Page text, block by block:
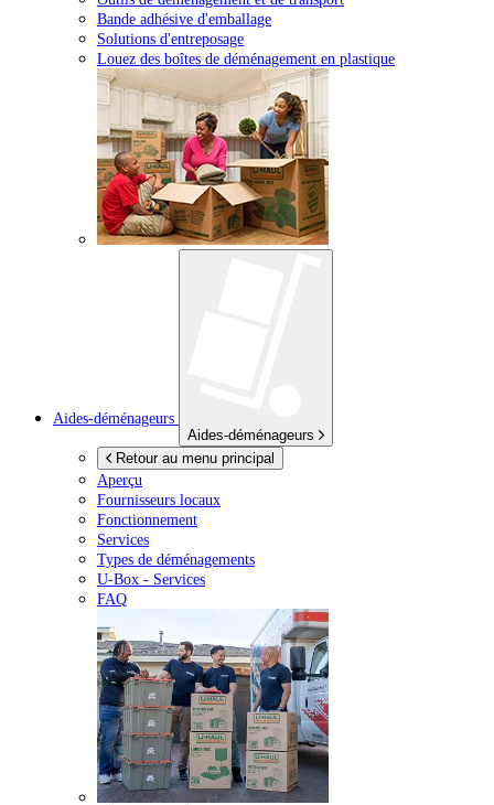
Bande adhésive d'emballage
Solutions d'entreposage
Louez des boîtes de déménagement en plastique
Aides-déménageurs
Aides-déménageurs
Retour au menu principal
Aperçu
Fournisseurs locaux
Fonctionnement
Services
Types de déménagements
U-Box - Services
FAQ